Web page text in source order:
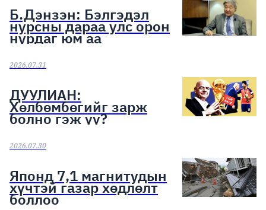
Б.Дэнзэн: Бэлгэдэл
нурсны дараа улс орон
нурдаг юм аа
2026.07.31
ДУУЛИАН:
Хөлбөмбөгийг зарж
болно гэж үү?
2026.07.30
Японд 7,1 магнитудын
хүчтэй газар хөдлөлт
боллоо